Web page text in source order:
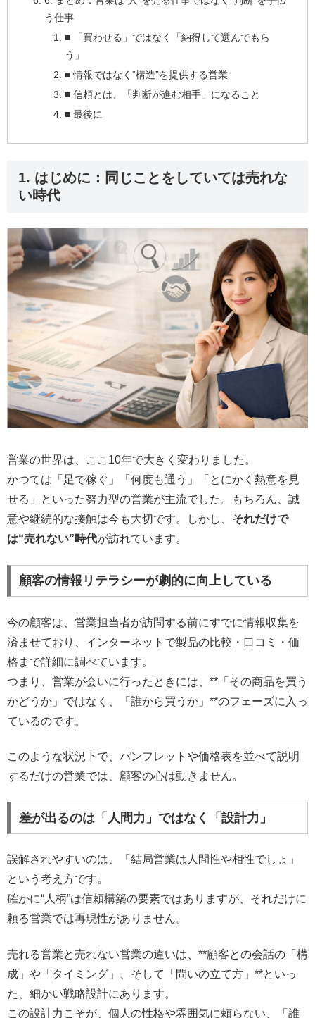
う仕事
■ 「買わせる」ではなく「納得して選んでもら
う」
■ 情報ではなく“構造”を提供する営業
■ 信頼とは、「判断が進む相手」になること
■ 最後に
1. はじめに：同じことをしていては売れな
い時代
営業の世界は、ここ10年で大きく変わりました。
かつては「足で稼ぐ」「何度も通う」「とにかく熱意を見
せる」といった努力型の営業が主流でした。もちろん、誠
意や継続的な接触は今も大切です。しかし、 それだけで
は“売れない”時代が訪れています。
顧客の情報リテラシーが劇的に向上している
今の顧客は、営業担当者が訪問する前にすでに情報収集を
済ませており、インターネットで製品の比較・口コミ・価
格まで詳細に調べています。
つまり、営業が会いに行ったときには、**「その商品を買う
かどうか」ではなく、「誰から買うか」**のフェーズに入っ
ているのです。
このような状況下で、パンフレットや価格表を並べて説明
するだけの営業では、顧客の心は動きません。
差が出るのは「人間力」ではなく「設計力」
誤解されやすいのは、「結局営業は人間性や相性でしょ」
という考え方です。
確かに“人柄”は信頼構築の要素ではありますが、それだけに
頼る営業では再現性がありません。
売れる営業と売れない営業の違いは、**顧客との会話の「構
成」や「タイミング」、そして「問いの立て方」**といっ
た、細かい戦略設計にあります。
この設計力こそが、個人の性格や雰囲気に頼らない、「誰